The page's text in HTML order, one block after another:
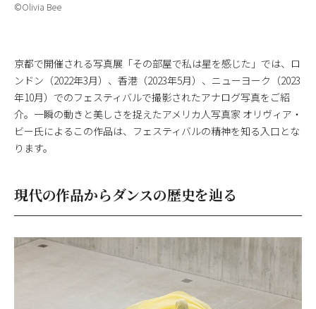
©Olivia Bee
京都で開催される写真展「その部屋で私は星を感じた」では、ロ
ンドン（2022年3月）、香港（2023年5月）、ニューヨーク（2023
年10月）でのフェスティバルで撮影されたアナログ写真をご紹
介。一瞬の動きと美しさを捉えたアメリカ人写真家 オリヴィア・
ビー氏によるこの作品は、フェスティバルの精神を知る入口とな
ります。
現代の作品からダンスの歴史を辿る